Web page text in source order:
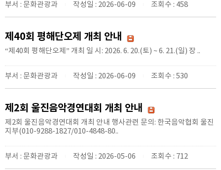
부서 : 문화관광과 작성일 : 2026-06-09 조회수 : 458
제40회 평해단오제 개최 안내
“제40회 평해단오제” 개최 일 시: 2026. 6. 20.(토) ~ 6. 21.(일) 장 ..
부서 : 문화관광과 작성일 : 2026-06-09 조회수 : 530
제2회 울진음악경연대회 개최 안내
제2회 울진음악경연대회 개최 안내 행사관련 문의: 한국음악협회 울진
지부(010-9288-1827/010-4848-80..
부서 : 문화관광과 작성일 : 2026-05-06 조회수 : 712